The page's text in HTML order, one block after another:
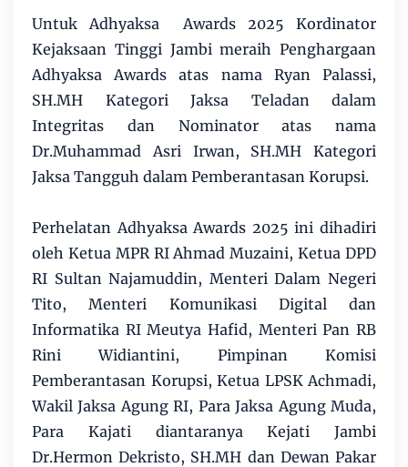
Untuk Adhyaksa Awards 2025 Kordinator
Kejaksaan Tinggi Jambi meraih Penghargaan
Adhyaksa Awards atas nama Ryan Palassi,
SH.MH Kategori Jaksa Teladan dalam
Integritas dan Nominator atas nama
Dr.Muhammad Asri Irwan, SH.MH Kategori
Jaksa Tangguh dalam Pemberantasan Korupsi.
Perhelatan Adhyaksa Awards 2025 ini dihadiri
oleh Ketua MPR RI Ahmad Muzaini, Ketua DPD
RI Sultan Najamuddin, Menteri Dalam Negeri
Tito, Menteri Komunikasi Digital dan
Informatika RI Meutya Hafid, Menteri Pan RB
Rini Widiantini, Pimpinan Komisi
Pemberantasan Korupsi, Ketua LPSK Achmadi,
Wakil Jaksa Agung RI, Para Jaksa Agung Muda,
Para Kajati diantaranya Kejati Jambi
Dr.Hermon Dekristo, SH.MH dan Dewan Pakar